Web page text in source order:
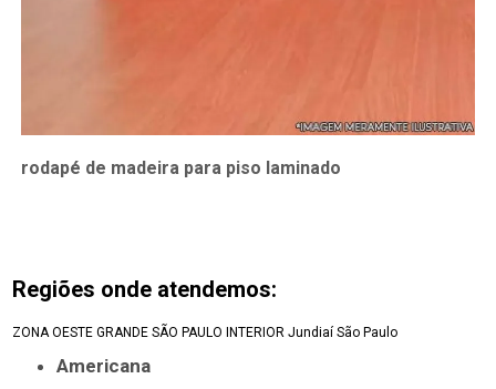
rodapé de madeira para piso laminado
Regiões onde atendemos:
ZONA OESTE GRANDE SÃO PAULO INTERIOR Jundiaí São Paulo
Americana